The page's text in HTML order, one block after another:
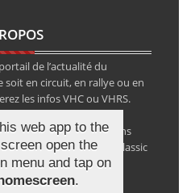
de l’actualité du
soit en circuit, en rallye ou en
les infos VHC ou VHRS.
des épreuves ainsi que
la voiture ancienne, sans
avec notre partenaire Classic
web app to the
open the
menu and tap on
.